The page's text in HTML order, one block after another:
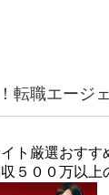
転職エージ
ト厳選おすす
５００万以